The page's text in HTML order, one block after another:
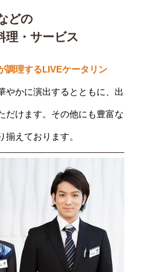
どの
理・サービス
調理するLIVEケータリン
やかに演出するとともに、出
だけます。その他にも豊富な
えております。